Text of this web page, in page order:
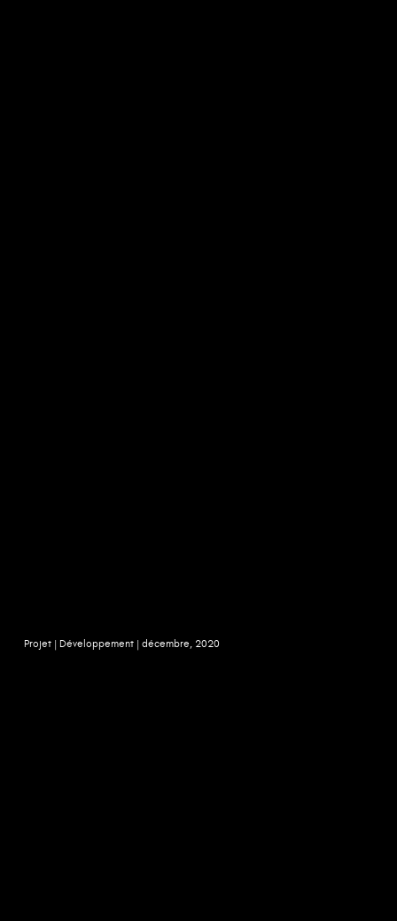
Projet | Développement | décembre, 2020